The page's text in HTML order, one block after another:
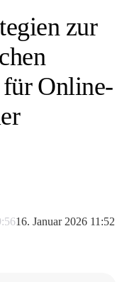
zur
für Online-
16. Januar 2026 11:52